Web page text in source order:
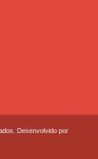
Desenvolvido por